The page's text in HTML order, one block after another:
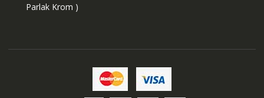
Parlak Krom )